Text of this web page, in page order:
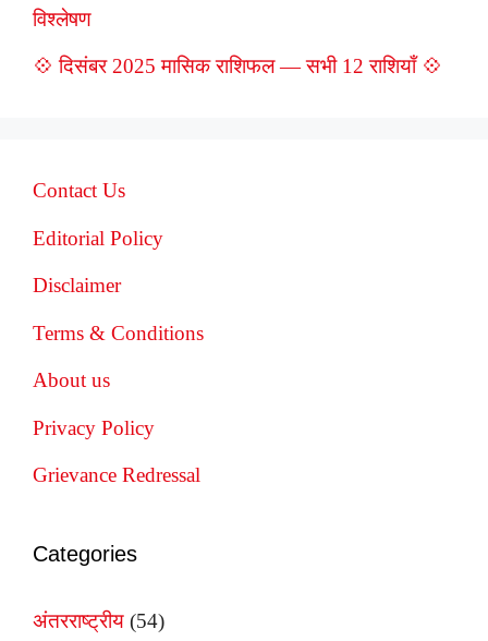
विश्लेषण
💠 दिसंबर 2025 मासिक राशिफल — सभी 12 राशियाँ 💠
Contact Us
Editorial Policy
Disclaimer
Terms & Conditions
About us
Privacy Policy
Grievance Redressal
Categories
अंतरराष्ट्रीय (54)